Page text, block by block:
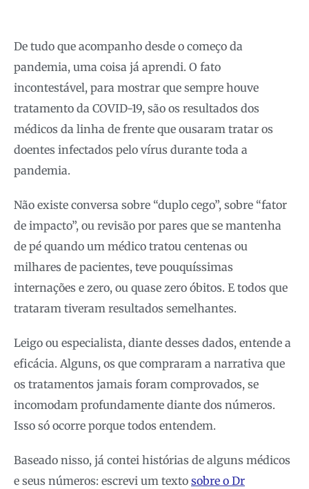
De tudo que acompanho desde o começo da
pandemia, uma coisa já aprendi. O fato
incontestável, para mostrar que sempre houve
tratamento da COVID-19, são os resultados dos
médicos da linha de frente que ousaram tratar os
doentes infectados pelo vírus durante toda a
pandemia.
Não existe conversa sobre “duplo cego”, sobre “fator
de impacto”, ou revisão por pares que se mantenha
de pé quando um médico tratou centenas ou
milhares de pacientes, teve pouquíssimas
internações e zero, ou quase zero óbitos. E todos que
trataram tiveram resultados semelhantes.
Leigo ou especialista, diante desses dados, entende a
eficácia. Alguns, os que compraram a narrativa que
os tratamentos jamais foram comprovados, se
incomodam profundamente diante dos números.
Isso só ocorre porque todos entendem.
Baseado nisso, já contei histórias de alguns médicos
e seus números: escrevi um texto sobre o Dr